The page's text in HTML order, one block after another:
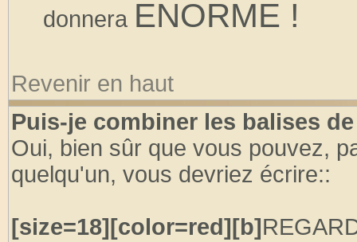
donnera ENORME !
Revenir en haut
Puis-je combiner les balises
Oui, bien sûr que vous pouvez,
quelqu'un, vous devriez écrire::
[size=18][color=red][b]